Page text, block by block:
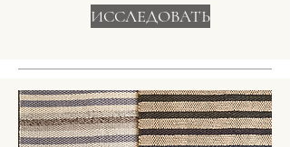
ИССЛЕДОВАТЬ